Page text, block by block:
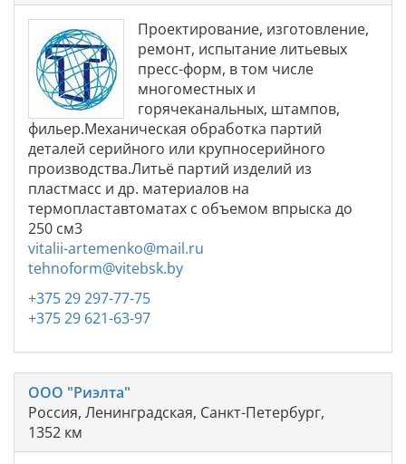
Проектирование, изготовление,
ремонт, испытание литьевых
пресс-форм, в том числе
многоместных и
горячеканальных, штампов,
фильер.Механическая обработка партий
деталей серийного или крупносерийного
производства.Литьё партий изделий из
пластмасс и др. материалов на
термопластавтоматах с объемом впрыска до
250 см3
vitalii-artemenko@mail.ru
tehnoform@vitebsk.by
+375 29 297-77-75
+375 29 621-63-97
ООО "Риэлта"
Россия, Ленинградская, Санкт-Петербург,
1352 км